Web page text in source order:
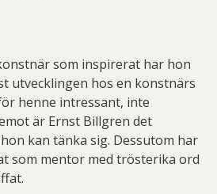
som inspirerat har hon
utvecklingen hos en konstnärs
henne intressant, inte
är Ernst Billgren det
kan tänka sig. Dessutom har
som mentor med trösterika ord